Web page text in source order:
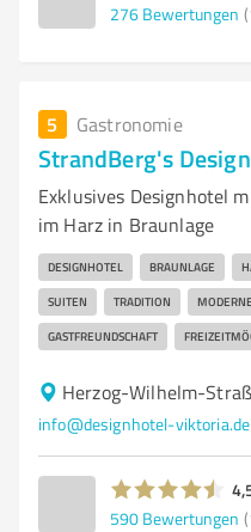
276 Bewertungen
5 Gastronomie
StrandBerg's
Exklusives Designhotel
im Harz in Braunlage
DESIGNHOTEL BRAUNLAGE
SUITEN TRADITION
GASTFREUNDSCHAFT
Herzog-Wilhelm-
info@designhotel-viktoria.de
590 Bewertungen